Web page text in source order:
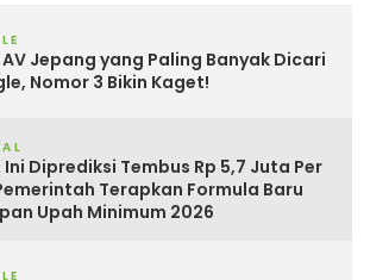
AV Jepang yang Paling Banyak Dicari
Nomor 3 Bikin Kaget!
Diprediksi Tembus Rp 5,7 Juta Per
Terapkan Formula Baru
Upah Minimum 2026